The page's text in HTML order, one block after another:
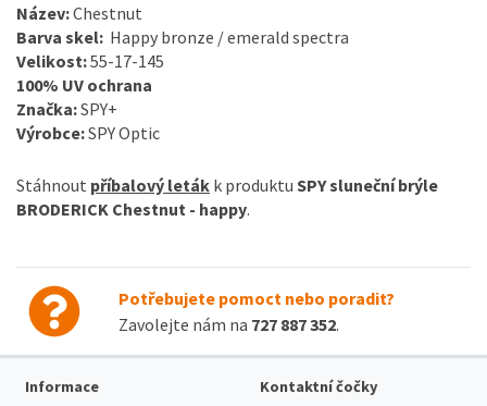
Název:Chestnut
Barva skel: Happy bronze / emerald spectra
Velikost:55-17-145
100% UV ochrana
Značka:SPY+
Výrobce:SPY Optic
Stáhnout příbalový leták k produktu SPY sluneční brýle
BRODERICK Chestnut - happy.
Potřebujete pomoct nebo poradit?
Zavolejte nám na 727 887 352.
Informace
Kontaktní čočky